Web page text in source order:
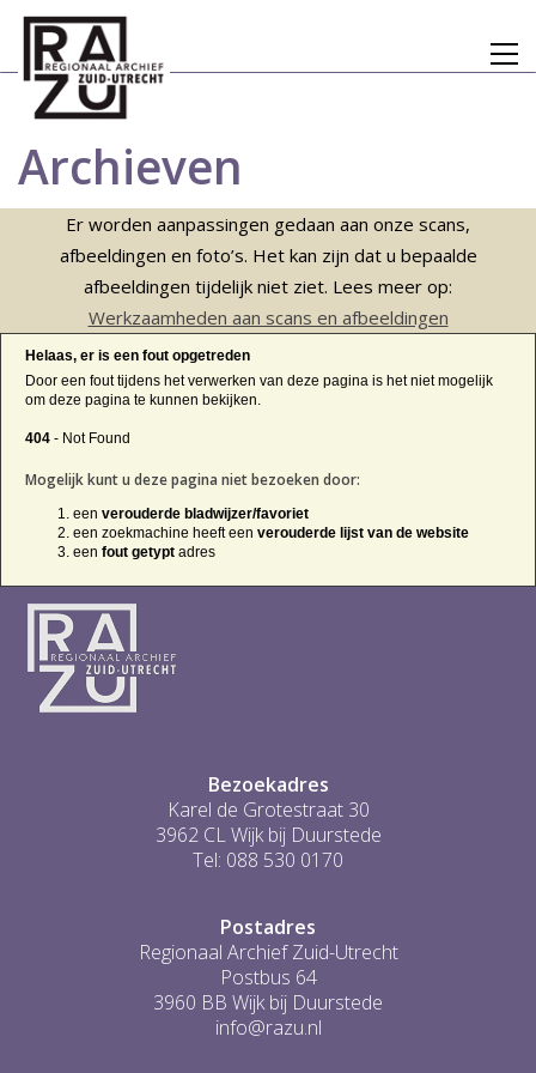
Archieven
Er worden aanpassingen gedaan aan onze scans,
afbeeldingen en foto’s. Het kan zijn dat u bepaalde
afbeeldingen tijdelijk niet ziet. Lees meer op:
Werkzaamheden aan scans en afbeeldingen
Helaas, er is een fout opgetreden
Door een fout tijdens het verwerken van deze pagina is het niet mogelijk
om deze pagina te kunnen bekijken.
404 - Not Found
Mogelijk kunt u deze pagina niet bezoeken door:
een verouderde bladwijzer/favoriet
een zoekmachine heeft een verouderde lijst van de website
een fout getypt adres
Bezoekadres
Karel de Grotestraat 30
3962 CL Wijk bij Duurstede
Tel: 088 530 0170
Postadres
Regionaal Archief Zuid-Utrecht
Postbus 64
3960 BB Wijk bij Duurstede
info@razu.nl